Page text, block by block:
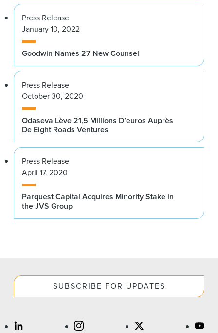
Press Release
January 10, 2022
Goodwin Names 27 New Counsel
Press Release
October 30, 2020
Odaseva Lève 21,5 Millions D’euros Auprès
De Eight Roads Ventures
Press Release
April 17, 2020
Parquest Capital Acquires Minority Stake in
the JVS Group
SUBSCRIBE FOR UPDATES